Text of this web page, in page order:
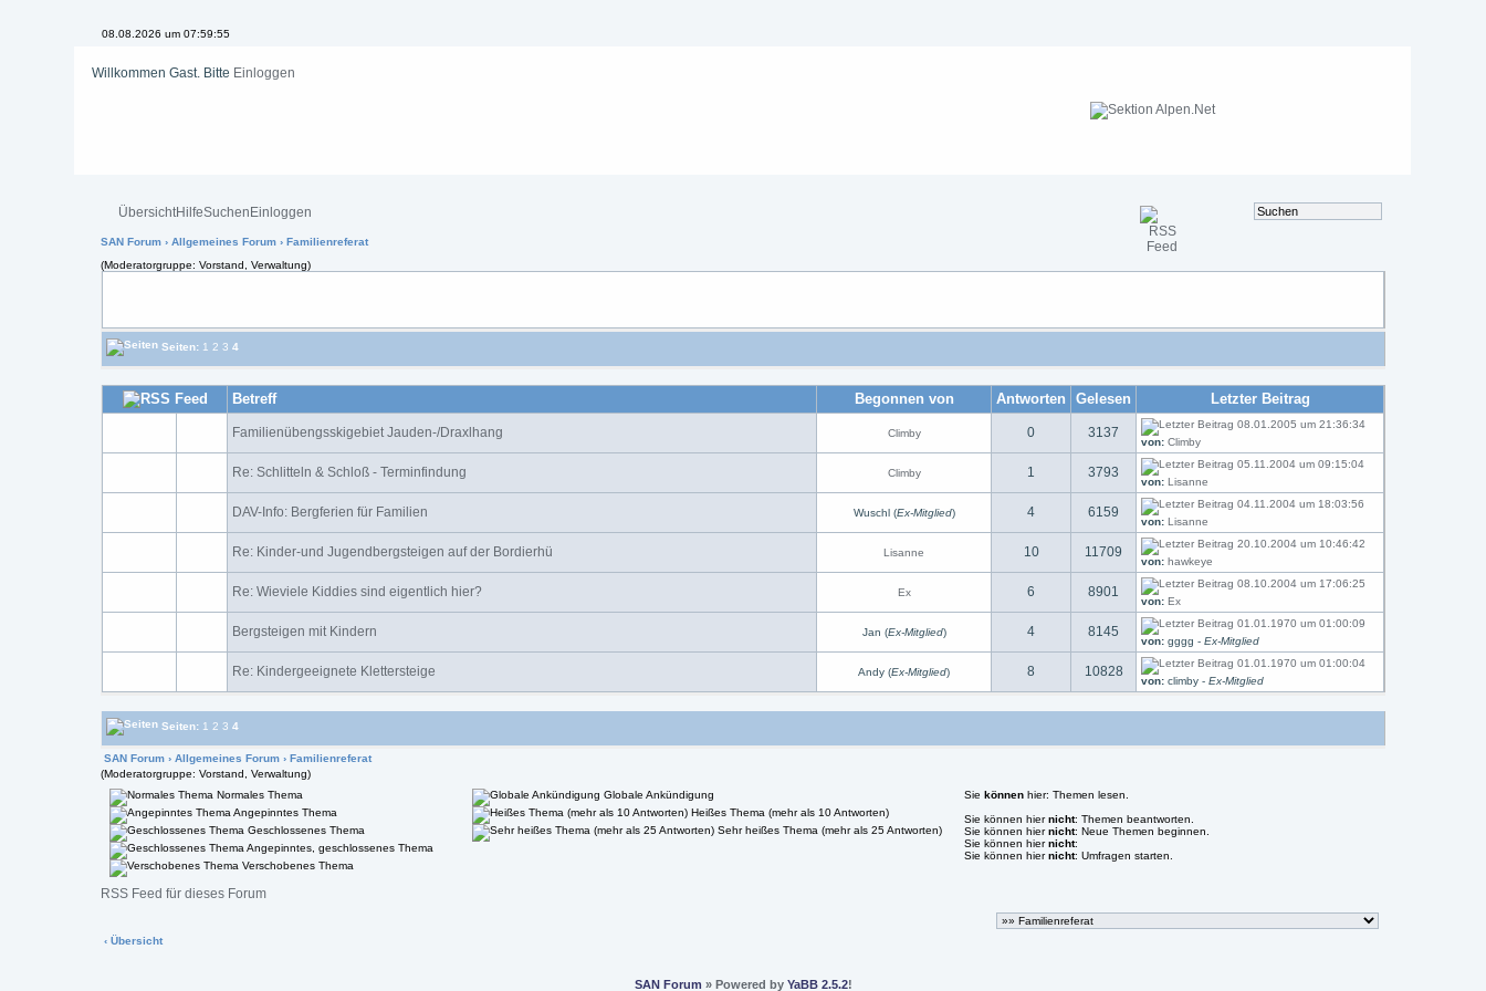
08.08.2026 um 07:59:55
Willkommen Gast. Bitte Einloggen
ÜbersichtHilfeSuchen Einloggen
SAN Forum ›Allgemeines Forum › Familienreferat
(Moderatorgruppe: Vorstand, Verwaltung)
Seiten: 1 2 3 4
Betreff Begonnen von Antworten Gelesen Letzter Beitrag
Familienübengsskigebiet Jauden-/Draxlhang Climby 0 3137
08.01.2005 um 21:36:34
von: Climby
Re: Schlitteln & Schloß - Terminfindung Climby 1 3793
05.11.2004 um 09:15:04
von: Lisanne
DAV-Info: Bergferien für Familien Wuschl (Ex-Mitglied) 4 6159
04.11.2004 um 18:03:56
von: Lisanne
Re: Kinder-und Jugendbergsteigen auf der Bordierhü Lisanne 10 11709
20.10.2004 um 10:46:42
von: hawkeye
Re: Wieviele Kiddies sind eigentlich hier? Ex 6 8901
08.10.2004 um 17:06:25
von: Ex
Bergsteigen mit Kindern Jan (Ex-Mitglied) 4 8145
01.01.1970 um 01:00:09
von: gggg -Ex-Mitglied
Re: Kindergeeignete Klettersteige Andy (Ex-Mitglied) 8 10828
01.01.1970 um 01:00:04
von: climby -Ex-Mitglied
Seiten: 1 2 3 4
SAN Forum ›Allgemeines Forum ›Familienreferat
(Moderatorgruppe: Vorstand, Verwaltung)
Normales Thema
Angepinntes Thema
Geschlossenes Thema
Angepinntes, geschlossenes Thema
Verschobenes Thema
Globale Ankündigung
Heißes Thema (mehr als 10 Antworten)
Sehr heißes Thema (mehr als 25 Antworten)
Siekönnen hier: Themen lesen.
Sie können hiernicht: Themen beantworten.
Sie können hiernicht: Neue Themen beginnen.
Sie können hiernicht:
Sie können hiernicht: Umfragen starten.
RSS Feed für dieses Forum
‹ Übersicht
SAN Forum » Powered by YaBB 2.5.2!